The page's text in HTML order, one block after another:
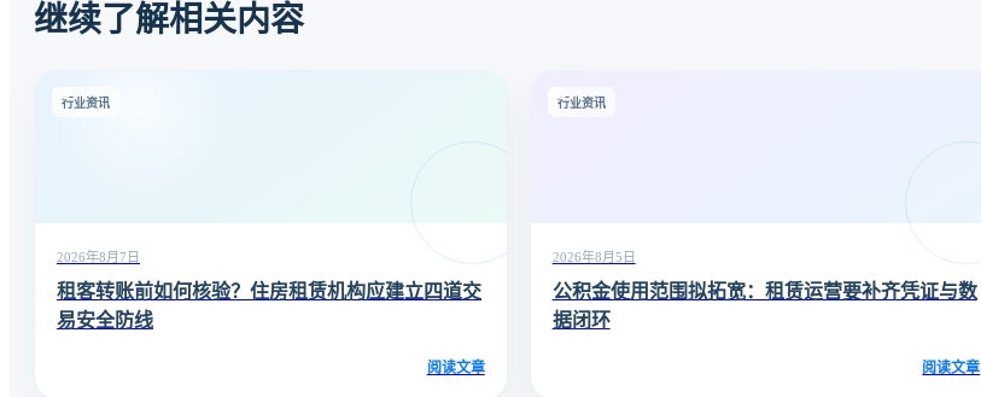
继续了解相关内容
行业资讯
2026年8月7日
租客转账前如何核验？住房租赁机构应建立四道交
易安全防线
阅读文章
行业资讯
2026年8月5日
公积金使用范围拟拓宽：租赁运营要补齐凭证与数
据闭环
阅读文章